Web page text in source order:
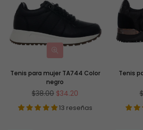
Tenis para mujer TA744 Color
negro
Precio
$38.00 $34.20
13 reseñas
Tenis